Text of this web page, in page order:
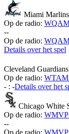
Miami Marlins
Op de radio:
--
Op de radio:
Details over het spel
Cleveland Guardians
Op de radio:
- : -Details over het
Chicago White
Op de radio: WMVP
--